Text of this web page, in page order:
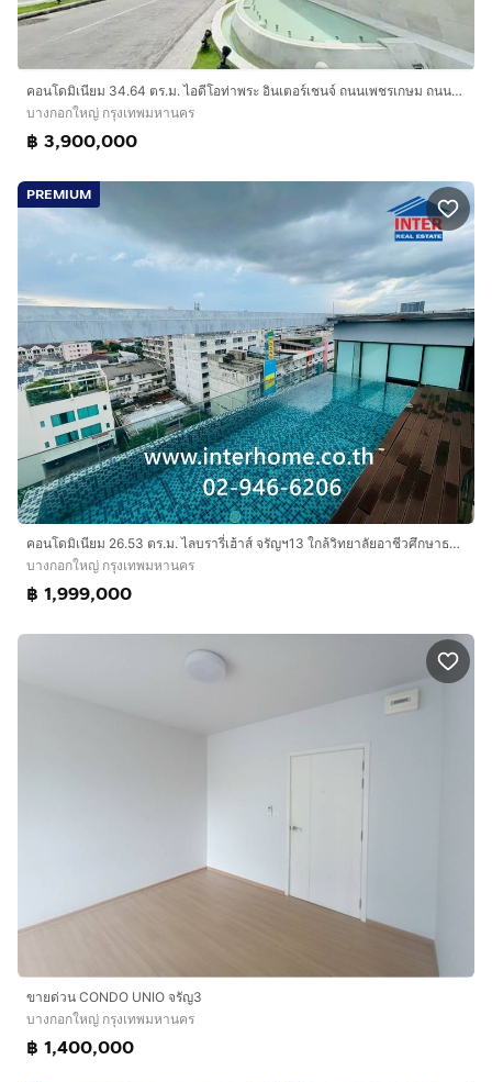
คอนโดมิเนียม 34.64 ตร.ม. ไอดีโอท่าพระ อินเตอร์เชนจ์ ถนนเพชรเกษม ถนนท่าพระ เขตบางกอกใหญ่ กรุงเทพมหานคร
บางกอกใหญ่ กรุงเทพมหานคร
฿ 3,900,000
PREMIUM
คอนโดมิเนียม 26.53 ตร.ม. ไลบรารี่เฮ้าส์ จรัญฯ13 ใกล้วิทยาลัยอาชีวศึกษาธนบุรี ซอยจรัญสนิทวงศ์13 ซอยพาณิชยการธนบุรี21 ถนนพาณิชยการธนบุรี
บางกอกใหญ่ กรุงเทพมหานคร
฿ 1,999,000
ขายด่วน CONDO UNIO จรัญ3
บางกอกใหญ่ กรุงเทพมหานคร
฿ 1,400,000